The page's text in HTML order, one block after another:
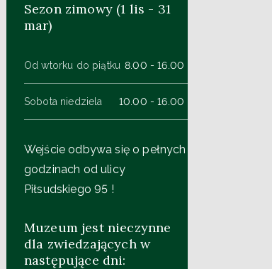
Sezon zimowy (1 lis - 31
mar)
Od wtorku do piątku 8.00 - 16.00
Sobota niedziela 10.00 - 16.00
Wejście odbywa się o pełnych
godzinach od ulicy
Piłsudskiego 95 !
Muzeum jest nieczynne
dla zwiedzających w
następujące dni: